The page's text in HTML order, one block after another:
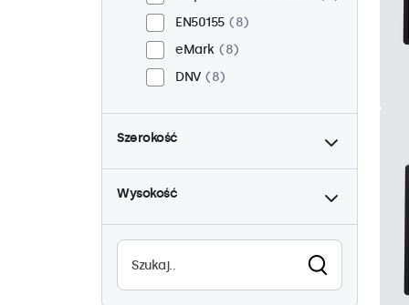
EN50155
8
eMark
8
DNV
8
Szerokość
Wysokość